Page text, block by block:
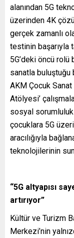
alanından 5G
üzerinden 4K
gerçek zamanlı
testinin başarıyla
5G’deki öncü rolü
sanatla buluştuğu
AKM Çocuk
Atölyesi’
sosyal sorumluluk
çocuklara 5G
aracılığıyla
teknolojilerinin
“5G altyapısı
artırıyor”
Kültür ve Turizm
Merkezi’nin